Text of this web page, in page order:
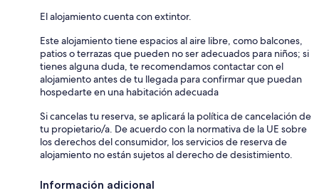
El alojamiento cuenta con extintor.
Este alojamiento tiene espacios al aire libre, como balcones,
patios o terrazas que pueden no ser adecuados para niños; si
tienes alguna duda, te recomendamos contactar con el
alojamiento antes de tu llegada para confirmar que puedan
hospedarte en una habitación adecuada
Si cancelas tu reserva, se aplicará la política de cancelación de
tu propietario/a. De acuerdo con la normativa de la UE sobre
los derechos del consumidor, los servicios de reserva de
alojamiento no están sujetos al derecho de desistimiento.
Información adicional